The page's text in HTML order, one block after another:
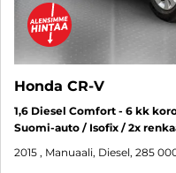
Honda CR-V
1,6 Diesel Comfort - 6 kk
Suomi-auto / Isofix / 2x
2015 , Manuaali, Diesel, 285